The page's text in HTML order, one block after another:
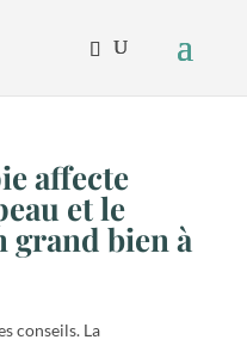
affecte
et le
grand bien à
conseils. La